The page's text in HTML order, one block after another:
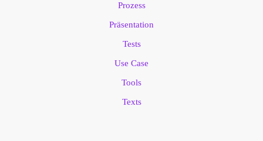
Prozess
Präsentation
Tests
Use Case
Tools
Texts